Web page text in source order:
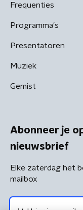
Frequenties
Programma's
Presentatoren
Muziek
Gemist
Abonneer je
nieuwsbrief
Elke zaterdag het
mailbox